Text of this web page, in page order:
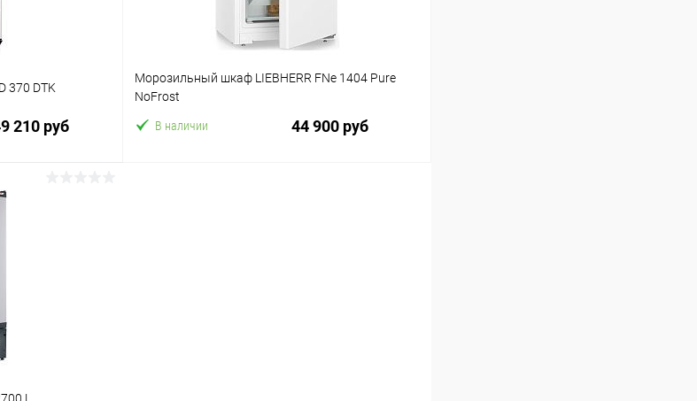
370 DTK
210 руб
Морозильный шкаф LIEBHERR FNe 1404 Pure
NoFrost
В наличии 44 900 руб
L